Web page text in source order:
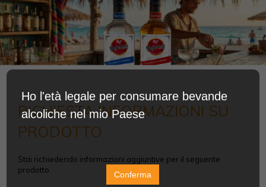
RICHIESTA INFORMAZIONI SU
PRODOTTO
Stai richiedendo informazioni aggiuntive per il seguente
prodotto
Ho l'età legale per consumare bevande
alcoliche nel mio Paese
Conferma